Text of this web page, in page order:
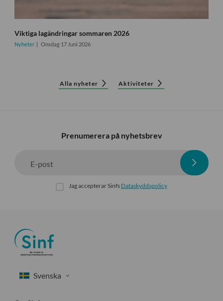
Viktiga lagändringar sommaren 2026
Nyheter Onsdag 17 Juni 2026
Alla nyheter Aktiviteter
Prenumerera på nyhetsbrev
E-post
Jag accepterar Sinfs Dataskyddspolicy